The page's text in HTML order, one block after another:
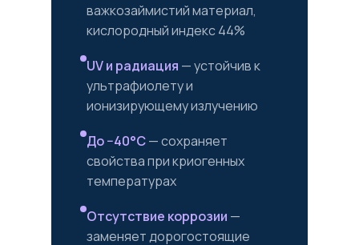
важкозаймистий материал,
кислородный индекс 44%
UV и радиация — устойчив к
ультрафиолету и
ионизирующему излучению
До −40°C— сохраняет
свойства при криогенных
температурах
Отсутствие коррозии —
заменяет дорогостоящие